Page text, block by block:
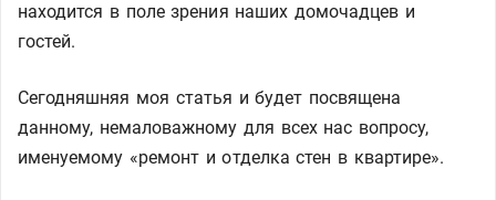
находится в поле зрения наших домочадцев и
гостей.
Сегодняшняя моя статья и будет посвящена
данному, немаловажному для всех нас вопросу,
именуемому «ремонт и отделка стен в квартире».